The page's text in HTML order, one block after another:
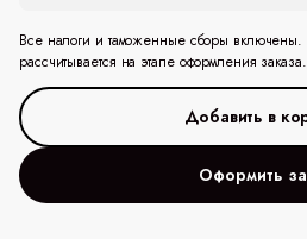
Все налоги и таможенные сборы включены.
рассчитывается на этапе оформления заказа.
Оформить